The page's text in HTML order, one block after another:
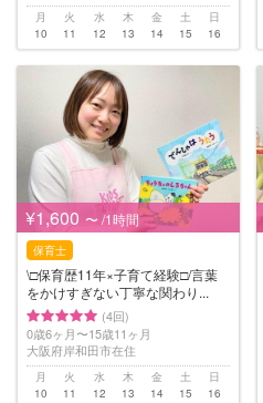
月
10
火
11
水
12
木
13
金
14
土
15
日
16
¥1,600 〜 /1時間
保育士
\□︎保育歴11年×子育て経験□︎/言葉
をかけすぎない丁寧な関わり...
(4回)
0歳6ヶ月〜15歳11ヶ月
大阪府岸和田市在住
月
10
火
11
水
12
木
13
金
14
土
15
日
16